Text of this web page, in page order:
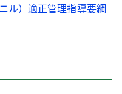
ル）適正管理指導要綱